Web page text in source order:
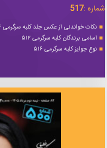
شماره :517
نکات خواندنی از عکس جلد کلبه سرگرمی ۵۱۶
اسامی برندگان کلبه سرگرمی ۵۱۲
نوع جوایز کلبه سرگرمی ۵۱۶